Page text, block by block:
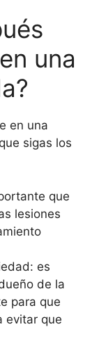
una
en una
sigas los
que
lesiones
es
de la
para que
evitar que